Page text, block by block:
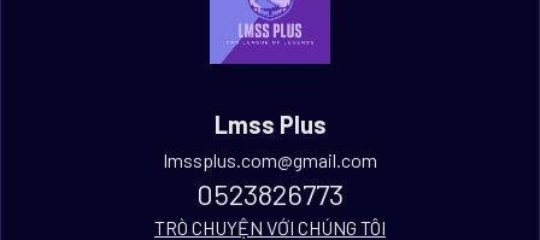
Lmss Plus
lmssplus.com@gmail.com
0523826773
TRÒ CHUYỆN VỚI CHÚNG TÔI